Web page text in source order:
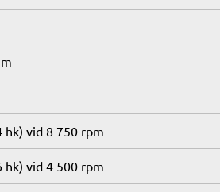
hk) vid 8 750 rpm
hk) vid 4 500 rpm